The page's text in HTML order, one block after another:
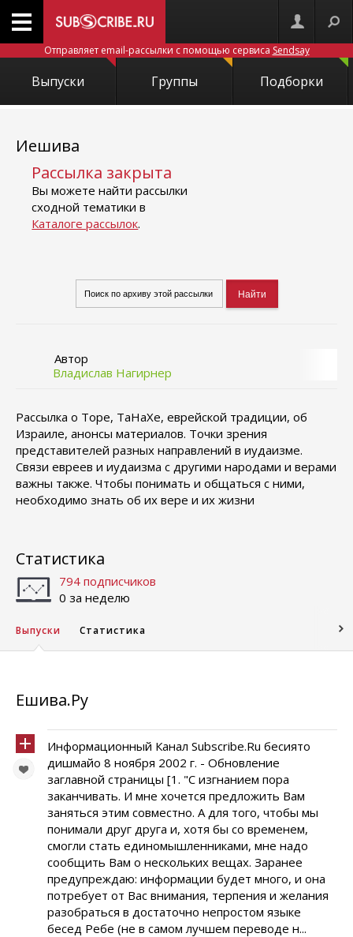
Отправляет email-рассылки с помощью сервиса Sendsay
Выпуски Группы Подборки
Иешива
Рассылка закрыта
Вы можете найти рассылки
сходной тематики в
Каталоге рассылок.
Автор
Владислав Нагирнер
Рассылка о Торе, ТаНаХе, еврейской традиции, об
Израиле, анонсы материалов. Точки зрения
представителей разных направлений в иудаизме.
Связи евреев и иудаизма с другими народами и верами
важны также. Чтобы понимать и общаться с ними,
необходимо знать об их вере и их жизни
Статистика
794 подписчиков
0 за неделю
Выпуски Статистика
Ешива.Ру
Информационный Канал Subscribe.Ru бесиято
дишмайо 8 ноября 2002 г. - Обновление
заглавной страницы [1. "C изгнанием пора
заканчивать. И мне хочется предложить Вам
заняться этим совместно. А для того, чтобы мы
понимали друг друга и, хотя бы со временем,
смогли стать единомышленниками, мне надо
сообщить Вам о нескольких вещах. Заранее
предупреждаю: информации будет много, и она
потребует от Вас внимания, терпения и желания
разобраться в достаточно непростом языке
бесед Ребе (не в самом лучшем переводе н...